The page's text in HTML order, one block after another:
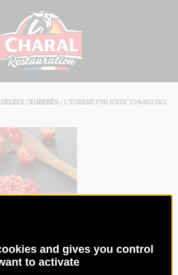
/ EGRENÉS / L'ÉGRENÉ PUR BŒUF 20%MG 1KG
BŒUF 20%MG 1KG
and gives you control
to activate